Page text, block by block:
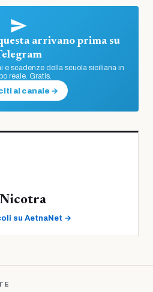
arrivano prima su
e scadenze della scuola siciliana in
reale. Gratis.
al canale →
su AetnaNet →